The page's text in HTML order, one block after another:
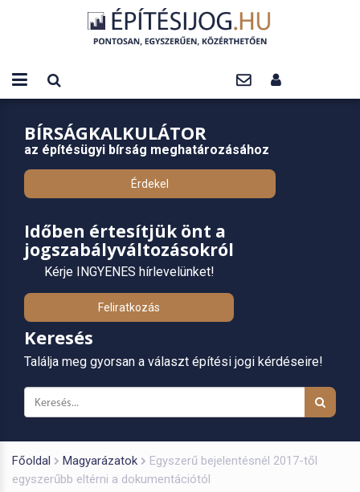
BÍRSÁGKALKULÁTOR
az építésügyi bírság meghatározásához
Érdekel
Időben értesítjük önt a
jogszabályváltozásokról
Kérje INGYENES hírlevelünket!
Feliratkozás
Keresés
Találja meg gyorsan a választ építési jogi kérdéseire!
Főoldal Magyarázatok
Egyszerű bejelentésnél 2017-től
egyszerűbb eltérni a dokumentációtól